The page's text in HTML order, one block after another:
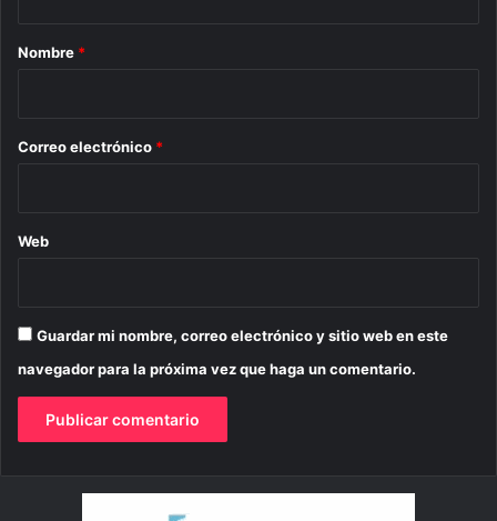
r
*
Nombre *
Correo electrónico *
Web
Guardar mi nombre, correo electrónico y sitio web en este
navegador para la próxima vez que haga un comentario.